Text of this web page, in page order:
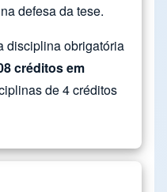
defesa da tese.
disciplina obrigatória
créditos em
de 4 créditos